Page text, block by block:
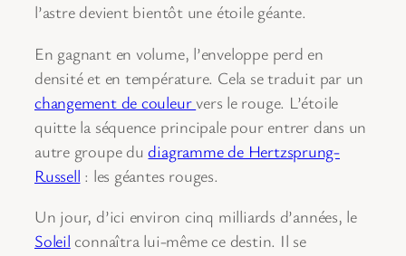
l’astre devient bientôt une étoile géante.
En gagnant en volume, l’enveloppe perd en
densité et en température. Cela se traduit par un
changement de couleurvers le rouge. L’étoile
quitte la séquence principale pour entrer dans un
autre groupe dudiagramme de Hertzsprung-
Russell : les géantes rouges.
Un jour, d’ici environ cinq milliards d’années, le
Soleil connaîtra lui-même ce destin. Il se